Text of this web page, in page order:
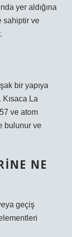
yer aldığına
sahiptir ve
bir yapıya
La
ve atom
bulunur ve
NE
geçiş